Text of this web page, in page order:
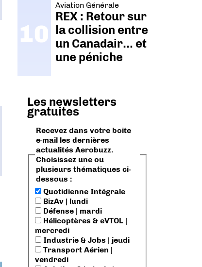
Aviation Générale
REX : Retour sur
la collision entre
un Canadair… et
une péniche
Les newsletters
gratuites
Recevez dans votre boite
e-mail les dernières
actualités Aerobuzz.
Choisissez une ou
plusieurs thématiques ci-
dessous :
Quotidienne Intégrale
BizAv | lundi
Défense | mardi
Hélicoptères & eVTOL |
mercredi
Industrie & Jobs | jeudi
Transport Aérien |
vendredi